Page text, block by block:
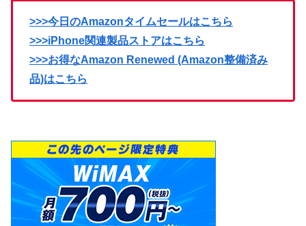
>>>今日のAmazonタイムセールはこちら
>>>iPhone関連製品ストアはこちら
>>>お得なAmazon Renewed (Amazon整備済み
品)はこちら